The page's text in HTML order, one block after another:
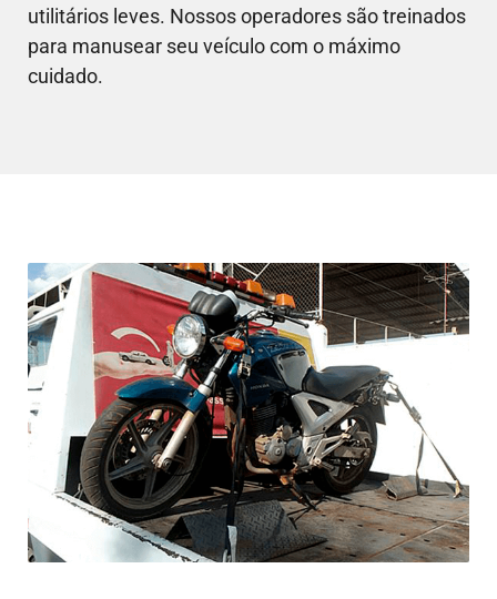
utilitários leves. Nossos operadores são treinados
para manusear seu veículo com o máximo
cuidado.